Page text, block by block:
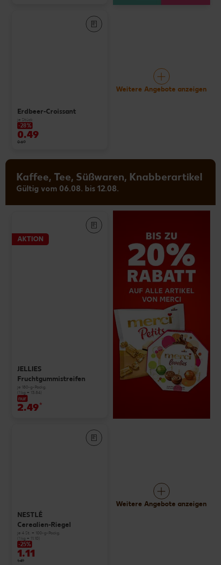
Erdbeer-Croissant
je Stück
-28%
0.49
0.69
Weitere Angebote anzeigen
Kaffee, Tee, Süßwaren, Knabberartikel
Gültig vom 06.08. bis 12.08.
AKTION
JELLIES
Fruchtgummistreifen
je 180-g-Packg.
(1 kg = 13.84)
nur
2.49*
NESTLÉ
Cerealien-Riegel
je 4 St. = 100-g-Packg.
(1 kg = 11.10)
-25%
1.11
1.49
Weitere Angebote anzeigen